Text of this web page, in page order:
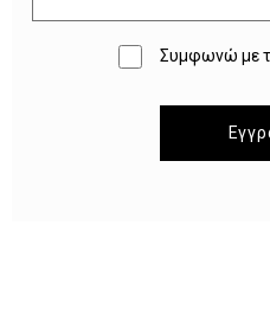
Συμφωνώ με